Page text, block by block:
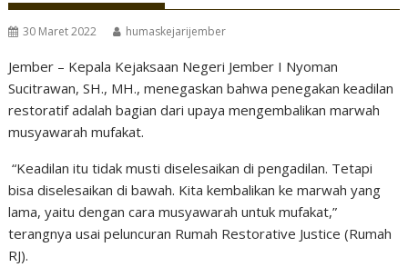
30 Maret 2022 humaskejarijember
Jember – Kepala Kejaksaan Negeri Jember I Nyoman
Sucitrawan, SH., MH., menegaskan bahwa penegakan keadilan
restoratif adalah bagian dari upaya mengembalikan marwah
musyawarah mufakat.
“Keadilan itu tidak musti diselesaikan di pengadilan. Tetapi
bisa diselesaikan di bawah. Kita kembalikan ke marwah yang
lama, yaitu dengan cara musyawarah untuk mufakat,”
terangnya usai peluncuran Rumah Restorative Justice (Rumah
RJ).